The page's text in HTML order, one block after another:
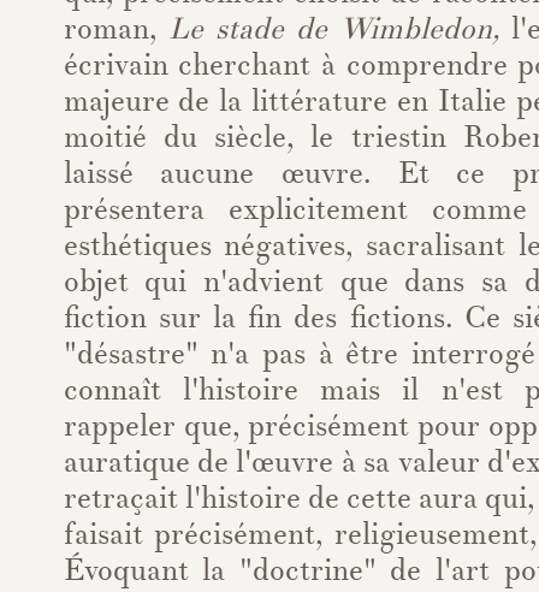
roman, Le stade de Wimbledon,
écrivain cherchant à comprendre
majeure de la littérature en Italie
moitié du siècle, le triestin
laissé aucune œuvre. Et ce
présentera explicitement
esthétiques négatives, sacralisant
objet qui n'advient que dans sa
fiction sur la fin des fictions. Ce
"désastre" n'a pas à être
connaît l'histoire mais il n'est
rappeler que, précisément pour
auratique de l'œuvre à sa valeur
retraçait l'histoire de cette aura
faisait précisément,
Évoquant la "doctrine" de l'art